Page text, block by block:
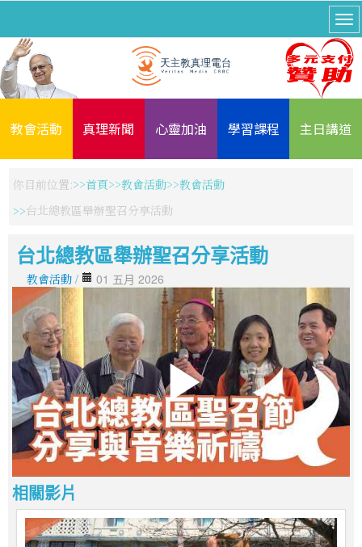
教會活動 真理新聞 心靈加油 學習課程 主日講道
你目前位置: 首頁 教會活動
教會活動
台北總教區舉辦聖召分享活動
台北總教區舉辦聖召分享活動
教會活動 / 01 五月 2026
相關影片